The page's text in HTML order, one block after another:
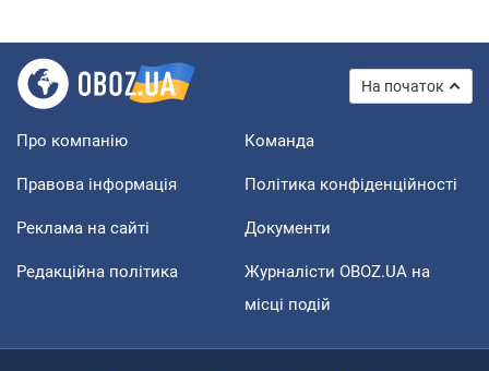
На початок
Про компанію Команда
Правова інформація Політика конфіденційності
Реклама на сайті Документи
Редакційна політика
Журналісти OBOZ.UA на
місці подій